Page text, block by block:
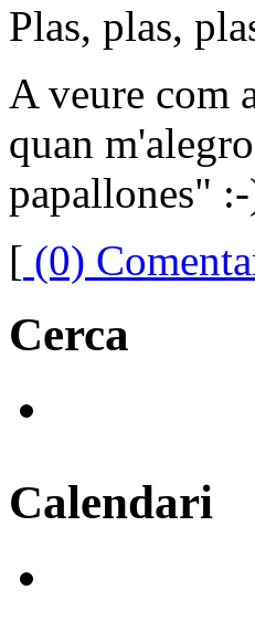
Plas, plas,
A veure com
quan
papallones"
[ (0)
Cerca
Calendari